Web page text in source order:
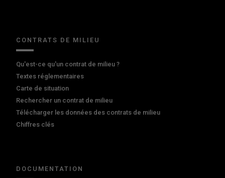
CONTRATS DE MILIEU
Qu'est-ce qu'un contrat de milieu ?
Textes réglementaires
Carte de situation
Rechercher un contrat de milieu
Télécharger les données des contrats de milieu
Chiffres clés
DOCUMENTATION